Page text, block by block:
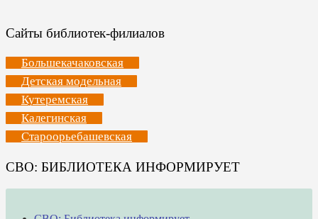
Сайты библиотек-филиалов
Большекачаковская
Детская модельная
Кутеремская
Калегинская
Староорьебашевская
СВО: БИБЛИОТЕКА ИНФОРМИРУЕТ